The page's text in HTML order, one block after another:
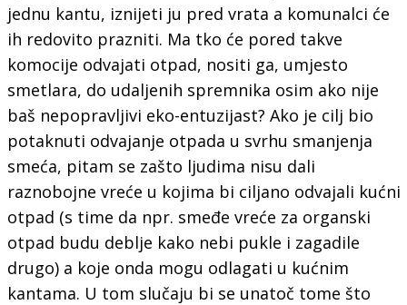
jednu kantu, iznijeti ju pred vrata a komunalci će
ih redovito prazniti. Ma tko će pored takve
komocije odvajati otpad, nositi ga, umjesto
smetlara, do udaljenih spremnika osim ako nije
baš nepopravljivi eko-entuzijast? Ako je cilj bio
potaknuti odvajanje otpada u svrhu smanjenja
smeća, pitam se zašto ljudima nisu dali
raznobojne vreće u kojima bi ciljano odvajali kućni
otpad (s time da npr. smeđe vreće za organski
otpad budu deblje kako nebi pukle i zagadile
drugo) a koje onda mogu odlagati u kućnim
kantama. U tom slučaju bi se unatoč tome što